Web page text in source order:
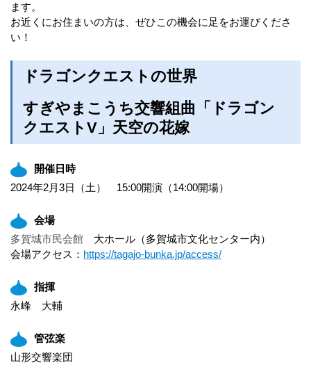
ます。
お近くにお住まいの方は、ぜひこの機会に足をお運びくださ
い！
ドラゴンクエストの世界
すぎやまこうち交響組曲「ドラゴン
クエストV」天空の花嫁
開催日時
2024年2月3日（土） 15:00開演（14:00開場）
会場
多賀城市民会館 大ホール（多賀城市文化センター内）
会場アクセス： https://tagajo-bunka.jp/access/
指揮
永峰 大輔
管弦楽
山形交響楽団